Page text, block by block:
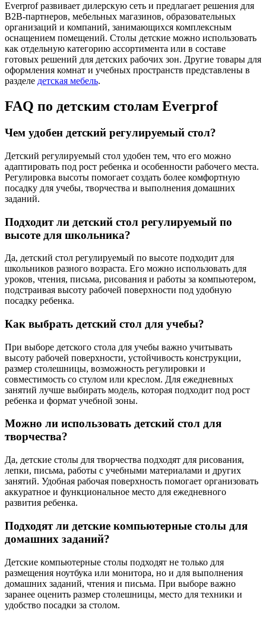
Everprof развивает дилерскую сеть и предлагает решения для
B2B-партнеров, мебельных магазинов, образовательных
организаций и компаний, занимающихся комплексным
оснащением помещений. Столы детские можно использовать
как отдельную категорию ассортимента или в составе
готовых решений для детских рабочих зон. Другие товары для
оформления комнат и учебных пространств представлены в
разделе детская мебель.
FAQ по детским столам Everprof
Чем удобен детский регулируемый стол?
Детский регулируемый стол удобен тем, что его можно
адаптировать под рост ребенка и особенности рабочего места.
Регулировка высоты помогает создать более комфортную
посадку для учебы, творчества и выполнения домашних
заданий.
Подходит ли детский стол регулируемый по
высоте для школьника?
Да, детский стол регулируемый по высоте подходит для
школьников разного возраста. Его можно использовать для
уроков, чтения, письма, рисования и работы за компьютером,
подстраивая высоту рабочей поверхности под удобную
посадку ребенка.
Как выбрать детский стол для учебы?
При выборе детского стола для учебы важно учитывать
высоту рабочей поверхности, устойчивость конструкции,
размер столешницы, возможность регулировки и
совместимость со стулом или креслом. Для ежедневных
занятий лучше выбирать модель, которая подходит под рост
ребенка и формат учебной зоны.
Можно ли использовать детский стол для
творчества?
Да, детские столы для творчества подходят для рисования,
лепки, письма, работы с учебными материалами и других
занятий. Удобная рабочая поверхность помогает организовать
аккуратное и функциональное место для ежедневного
развития ребенка.
Подходят ли детские компьютерные столы для
домашних заданий?
Детские компьютерные столы подходят не только для
размещения ноутбука или монитора, но и для выполнения
домашних заданий, чтения и письма. При выборе важно
заранее оценить размер столешницы, место для техники и
удобство посадки за столом.